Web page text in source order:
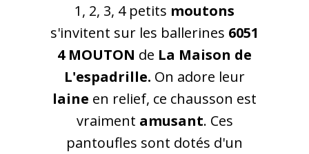
1, 2, 3, 4 petits moutons
s'invitent sur les ballerines 6051
4 MOUTON de La Maison de
L'espadrille. On adore leur
laine en relief, ce chausson est
vraiment amusant. Ces
pantoufles sont dotés d'un